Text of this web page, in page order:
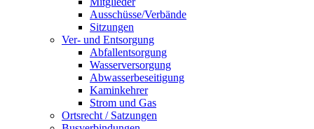
Ausschüsse/Verbände
Sitzungen
Ver- und Entsorgung
Abfallentsorgung
Wasserversorgung
Abwasserbeseitigung
Kaminkehrer
Strom und Gas
Ortsrecht / Satzungen